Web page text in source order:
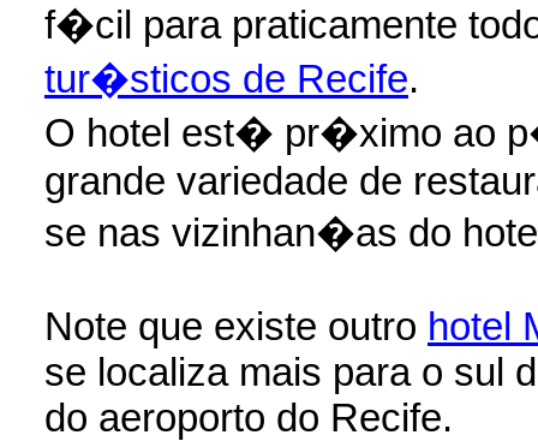
f�cil para praticamente
tur�sticos de Recife.
O hotel est� pr�ximo ao
grande variedade de
se nas vizinhan�as do
Note que existe outro hotel
se localiza mais para o sul
do aeroporto do Recife.